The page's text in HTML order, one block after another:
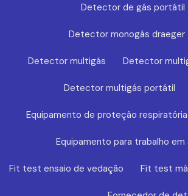
Detector de gás portátil
Detector monogás draeger
Detector multigás Detector
Detector multigás portátil
Equipamento de proteção respiratória
Equipamento para trabalho em
Fit test ensaio de vedação Fit test